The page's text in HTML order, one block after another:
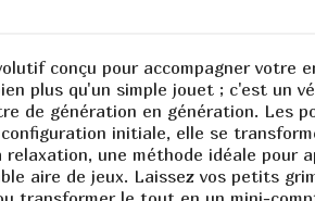
conçu pour accompagner votre
plus qu'un simple jouet ; c'est un
de génération en génération. Les
initiale, elle se
une méthode idéale pour
aire de jeux. Laissez vos petits